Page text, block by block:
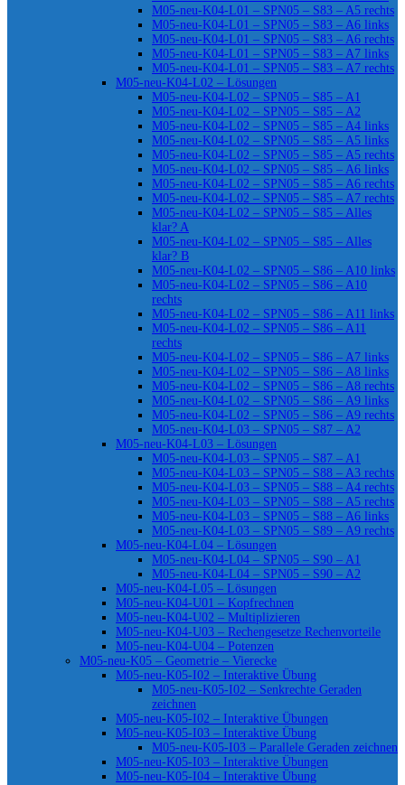
M05-neu-K04-L01 – SPN05 – S83 – A5 rechts
M05-neu-K04-L01 – SPN05 – S83 – A6 links
M05-neu-K04-L01 – SPN05 – S83 – A6 rechts
M05-neu-K04-L01 – SPN05 – S83 – A7 links
M05-neu-K04-L01 – SPN05 – S83 – A7 rechts
M05-neu-K04-L02 – Lösungen
M05-neu-K04-L02 – SPN05 – S85 – A1
M05-neu-K04-L02 – SPN05 – S85 – A2
M05-neu-K04-L02 – SPN05 – S85 – A4 links
M05-neu-K04-L02 – SPN05 – S85 – A5 links
M05-neu-K04-L02 – SPN05 – S85 – A5 rechts
M05-neu-K04-L02 – SPN05 – S85 – A6 links
M05-neu-K04-L02 – SPN05 – S85 – A6 rechts
M05-neu-K04-L02 – SPN05 – S85 – A7 rechts
M05-neu-K04-L02 – SPN05 – S85 – Alles
klar? A
M05-neu-K04-L02 – SPN05 – S85 – Alles
klar? B
M05-neu-K04-L02 – SPN05 – S86 – A10 links
M05-neu-K04-L02 – SPN05 – S86 – A10
rechts
M05-neu-K04-L02 – SPN05 – S86 – A11 links
M05-neu-K04-L02 – SPN05 – S86 – A11
rechts
M05-neu-K04-L02 – SPN05 – S86 – A7 links
M05-neu-K04-L02 – SPN05 – S86 – A8 links
M05-neu-K04-L02 – SPN05 – S86 – A8 rechts
M05-neu-K04-L02 – SPN05 – S86 – A9 links
M05-neu-K04-L02 – SPN05 – S86 – A9 rechts
M05-neu-K04-L03 – SPN05 – S87 – A2
M05-neu-K04-L03 – Lösungen
M05-neu-K04-L03 – SPN05 – S87 – A1
M05-neu-K04-L03 – SPN05 – S88 – A3 rechts
M05-neu-K04-L03 – SPN05 – S88 – A4 rechts
M05-neu-K04-L03 – SPN05 – S88 – A5 rechts
M05-neu-K04-L03 – SPN05 – S88 – A6 links
M05-neu-K04-L03 – SPN05 – S89 – A9 rechts
M05-neu-K04-L04 – Lösungen
M05-neu-K04-L04 – SPN05 – S90 – A1
M05-neu-K04-L04 – SPN05 – S90 – A2
M05-neu-K04-L05 – Lösungen
M05-neu-K04-U01 – Kopfrechnen
M05-neu-K04-U02 – Multiplizieren
M05-neu-K04-U03 – Rechengesetze Rechenvorteile
M05-neu-K04-U04 – Potenzen
M05-neu-K05 – Geometrie – Vierecke
M05-neu-K05-I02 – Interaktive Übung
M05-neu-K05-I02 – Senkrechte Geraden
zeichnen
M05-neu-K05-I02 – Interaktive Übungen
M05-neu-K05-I03 – Interaktive Übung
M05-neu-K05-I03 – Parallele Geraden zeichnen
M05-neu-K05-I03 – Interaktive Übungen
M05-neu-K05-I04 – Interaktive Übung